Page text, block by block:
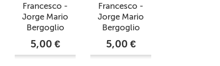
Francesco -
Jorge Mario
Bergoglio
5,00 €
Francesco -
Jorge Mario
Bergoglio
5,00 €